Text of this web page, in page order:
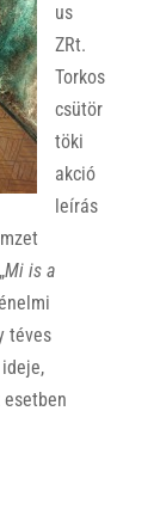
us
ZRt.
Torkos
csütör
töki
akció
leírás
Mi is a
téves